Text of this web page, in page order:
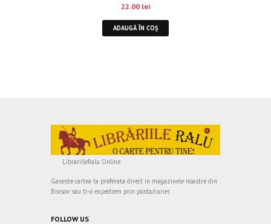
22.00 lei
ADAUGĂ ÎN COȘ
LibrariileRalu Online
Gaseste cartea ta preferata direct in magazinele noastre din
Brasov sau ti-o expediem prin posta/curier.
FOLLOW US